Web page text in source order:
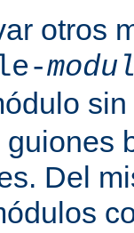
otros
Del